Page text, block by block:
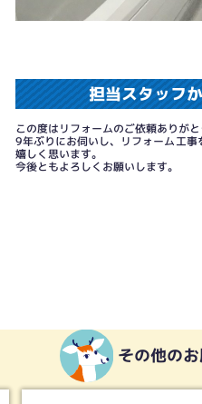
担当スタッフ
この度はリフォームのご依頼ありがと
9年ぶりにお伺いし、リフォーム工事
嬉しく思います。
今後ともよろしくお願いします。
その他の